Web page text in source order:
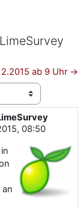
ab 9 Uhr →
08:50